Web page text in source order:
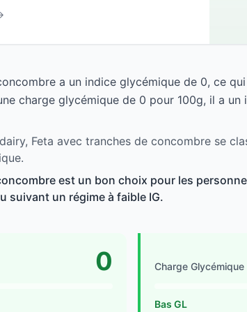
a un indice glycémique de 0, ce
charge glycémique de 0 pour 100g, il a un
Feta avec tranches de concombre se
est un bon choix pour les
suivant un régime à faible IG.
0 Charge Glycémique
Bas GL